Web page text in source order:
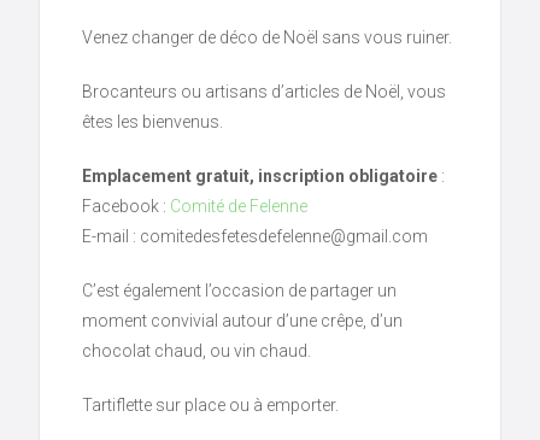
Venez changer de déco de Noël sans vous ruiner.
Brocanteurs ou artisans d’articles de Noël, vous
êtes les bienvenus.
Emplacement gratuit, inscription obligatoire :
Facebook : Comité de Felenne
E-mail : comitedesfetesdefelenne@gmail.com
C’est également l’occasion de partager un
moment convivial autour d’une crêpe, d’un
chocolat chaud, ou vin chaud.
Tartiflette sur place ou à emporter.